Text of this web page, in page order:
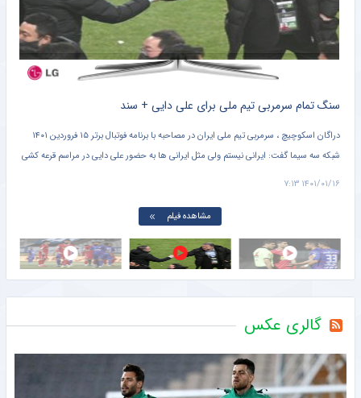
طرفداری تازه‌ ترین رده‌ بندی تیم‌ های باشگاهی | سقوط پرسپولیس و صعود استقلال
سنگ تمام سرمربی تیم ملی برای علی دایی + سند
دراگان اسکوچیچ ، سرمربی تیم ملی ایران در مصاحبه با برنامه فوتبال برتر ۱۵ فروردین ۱۴۰۱
شبکه سه سیما گفت: ایرانی نیستم ولی مثل ایرانی‌ ها به حضور علی دایی در مراسم قرعه کشی
۱۴۰۱/۰۱/۱۶ ۷:۱۳
مشاهده فیلم
گالری عکس